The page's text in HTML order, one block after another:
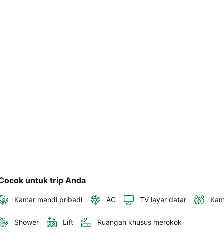
untuk trip Anda
Kamar mandi pribadi AC TV layar datar
Shower Lift Ruangan khusus merokok